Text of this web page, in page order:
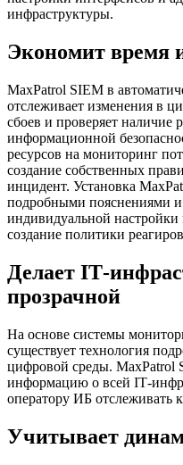
инфраструктуры.
Экономит время
MaxPatrol SIEM в
отслеживает изменения в
сбоев и проверяет наличие
информационной
ресурсов на мониторинг
создание собственных
инцидент. Установка
подробными пояснениями
индивидуальной
создание политики
Делает IT-
прозрачной
На основе системы
существует технология
цифровой среды. MaxPatrol
информацию о всей IT-
оператору ИБ отслеживать
Учитывает